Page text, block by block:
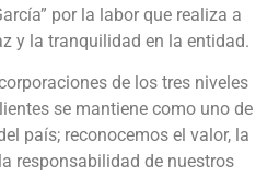
por la labor que realiza a
y la tranquilidad en la entidad.
de los tres niveles
se mantiene como uno de
país; reconocemos el valor, la
responsabilidad de nuestros